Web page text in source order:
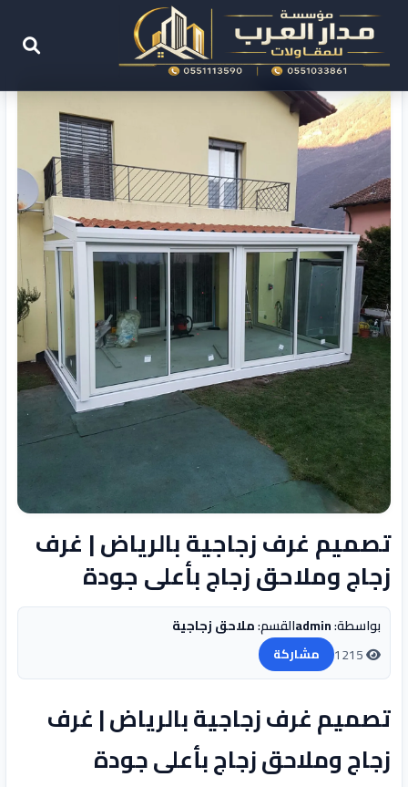
تصميم غرف زجاجية بالرياض | غرف
زجاج وملاحق زجاج بأعلى جودة
بواسطة:adminالقسم:ملاحق زجاجية
مشاركة
تصميم غرف زجاجية بالرياض | غرف
زجاج وملاحق زجاج بأعلى جودة